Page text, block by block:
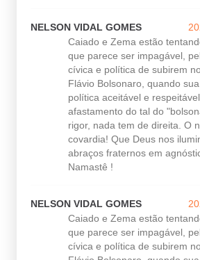
NELSON VIDAL GOMES
Caiado e Zema estão
que parece ser impagável,
cívica e política de subirem
Flávio Bolsonaro, quando
política aceitável e
afastamento do tal do
rigor, nada tem de direita. O
covardia! Que Deus nos
abraços fraternos em
Namastê !
NELSON VIDAL GOMES
Caiado e Zema estão
que parece ser impagável,
cívica e política de subirem